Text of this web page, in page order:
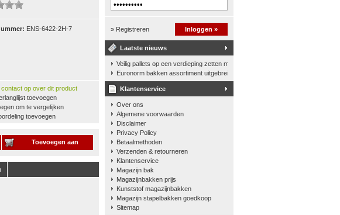
ENS-6422-2H-7
contact op over dit product
toevoegen
om te vergelijken
toevoegen
Toevoegen aan
» Registreren Inloggen »
Laatste nieuws
Veilig pallets op een verdieping zetten met een palletkantelhek
Euronorm bakken assortiment uitgebreid
Klantenservice
Over ons
Algemene voorwaarden
Disclaimer
Privacy Policy
Betaalmethoden
Verzenden & retourneren
Klantenservice
Magazijn bak
Magazijnbakken prijs
Kunststof magazijnbakken
Magazijn stapelbakken goedkoop
Sitemap